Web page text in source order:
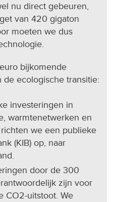
nu direct gebeuren,
van 420 gigaton
moeten we dus
bijkomende
ecologische transitie:
investeringen in
warmtenetwerken en
we een publieke
(KIB) op, naar
door de 300
zijn voor
CO2-uitstoot. We